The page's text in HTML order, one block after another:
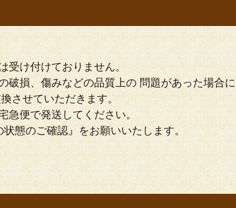
受け付けておりません。
破損、傷みなどの品質上の 問題があった場合に
させていただきます。
急便で発送してください。
態のご確認』をお願いいたします。